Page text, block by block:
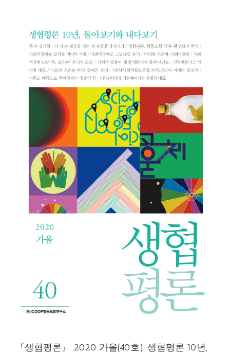
『생협평론』 2020 가을(40호). 생협평론 10년,